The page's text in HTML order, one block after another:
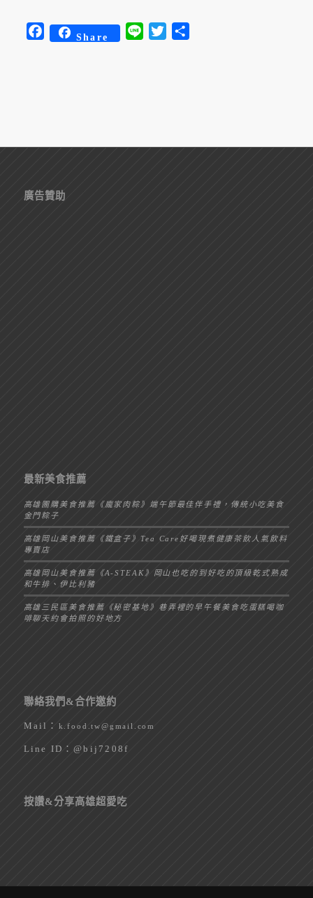
Facebook
Share
Line Twitter
廣告贊助
最新美食推薦
高雄團購美食推薦《龐家肉粽》端午節最佳伴手禮，傳統小吃美食
金門粽子
高雄岡山美食推薦《鐵盒子》Tea Care好喝現煮健康茶飲人氣飲料
專賣店
高雄岡山美食推薦《A-STEAK》岡山也吃的到好吃的頂級乾式熟成
和牛排、伊比利豬
高雄三民區美食推薦《秘密基地》巷弄裡的早午餐美食吃蛋糕喝咖
啡聊天約會拍照的好地方
聯絡我們&合作邀約
Mail： k.food.tw@gmail.com
Line ID：@bij7208f
按讚&分享高雄超愛吃